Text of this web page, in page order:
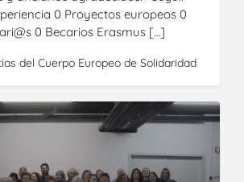
0 Proyectos europeos 0
0 Becarios Erasmus […]
del Cuerpo Europeo de Solidaridad